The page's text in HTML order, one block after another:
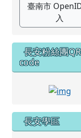
臺南市
入
長安粉絲團
code
長安學區